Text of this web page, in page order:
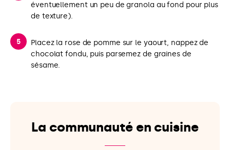
éventuellement un peu de granola au fond pour plus
de texture).
Placez la rose de pomme sur le yaourt, nappez de
chocolat fondu, puis parsemez de graines de
sésame.
La communauté en cuisine